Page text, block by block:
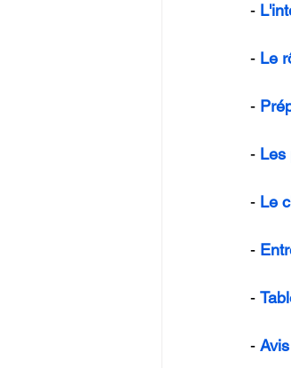
-
- Le
-
- Les
- Le
-
-
-